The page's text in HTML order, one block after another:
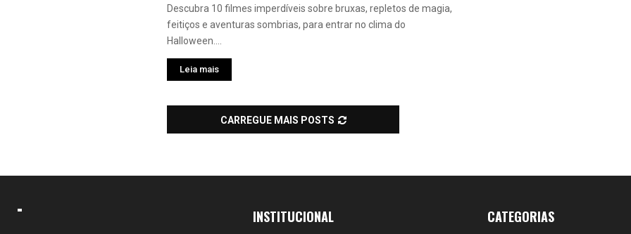
Descubra 10 filmes imperdíveis sobre bruxas, repletos de magia,
feitiços e aventuras sombrias, para entrar no clima do
Halloween....
Leia mais
CARREGUE MAIS POSTS
INSTITUCIONAL CATEGORIAS